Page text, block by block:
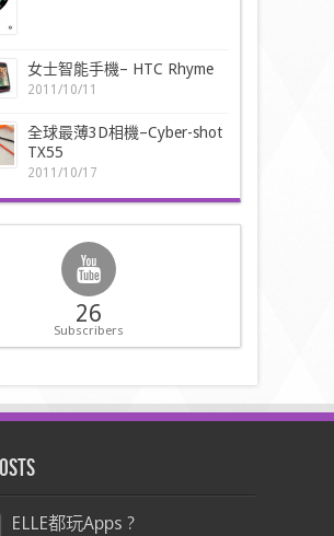
女士智能手機– HTC Rhyme
2011/10/11
全球最薄3D相機–Cyber-shot
TX55
2011/10/17
26
Subscribers
ELLE都玩Apps ?